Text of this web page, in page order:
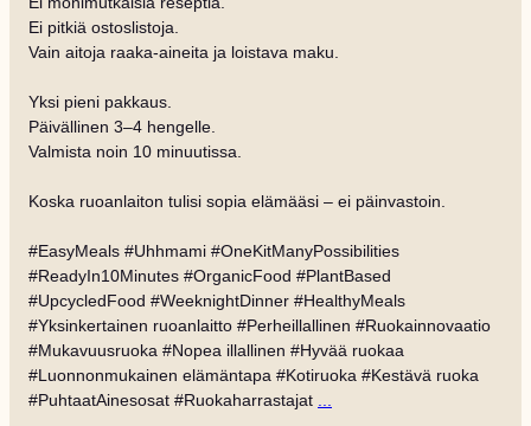
Ei pitkiä ostoslistoja.
Vain aitoja raaka-aineita ja loistava maku.
Yksi pieni pakkaus.
Päivällinen 3–4 hengelle.
Valmista noin 10 minuutissa.
Koska ruoanlaiton tulisi sopia elämääsi – ei päinvastoin.
#EasyMeals #Uhhmami #OneKitManyPossibilities
#ReadyIn10Minutes #OrganicFood #PlantBased
#UpcycledFood #WeeknightDinner #HealthyMeals
#Yksinkertainen ruoanlaitto #Perheillallinen #Ruokainnovaatio
#Mukavuusruoka #Nopea illallinen #Hyvää ruokaa
#Luonnonmukainen elämäntapa #Kotiruoka #Kestävä ruoka
#PuhtaatAinesosat #Ruokaharrastajat